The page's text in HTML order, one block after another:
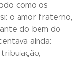
como os
o amor fraterno,
do bem do
ainda: